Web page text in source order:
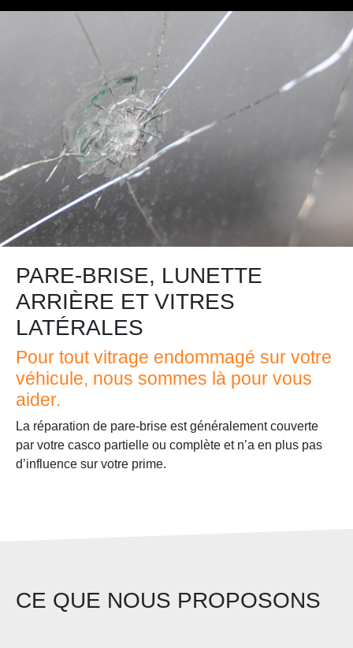
PARE-BRISE, LUNETTE
ARRIÈRE ET VITRES
LATÉRALES
Pour tout vitrage endommagé sur votre
véhicule, nous sommes là pour vous
aider.
La réparation de pare-brise est généralement couverte
par votre casco partielle ou complète et n’a en plus pas
d’influence sur votre prime.
CE QUE NOUS PROPOSONS